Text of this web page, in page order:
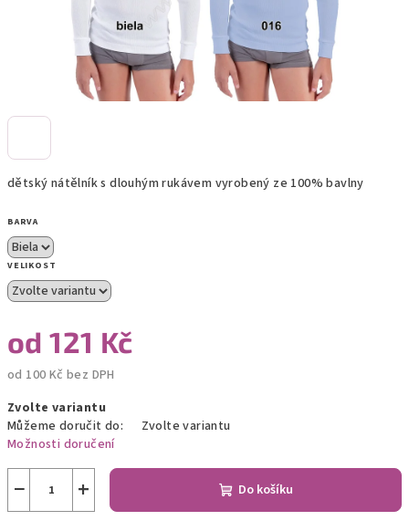
dětský nátělník s dlouhým rukávem vyrobený ze 100% bavlny
BARVA
VELIKOST
od121 Kč
od 100 Kč bez DPH
cena:
Zvolte variantu
Můžeme doručit do:
Zvolte variantu
Možnosti doručení
+
− Do košíku